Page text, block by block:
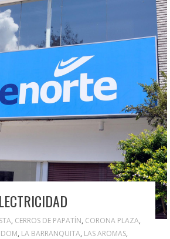
, CERROS DE PAPATÍN, CORONA PLAZA,
, LA BARRANQUITA, LAS AROMAS,